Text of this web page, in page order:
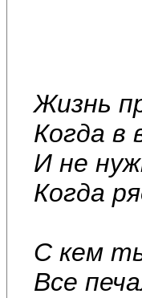
Жизнь
Когда в
И не
Когда
С кем
Все